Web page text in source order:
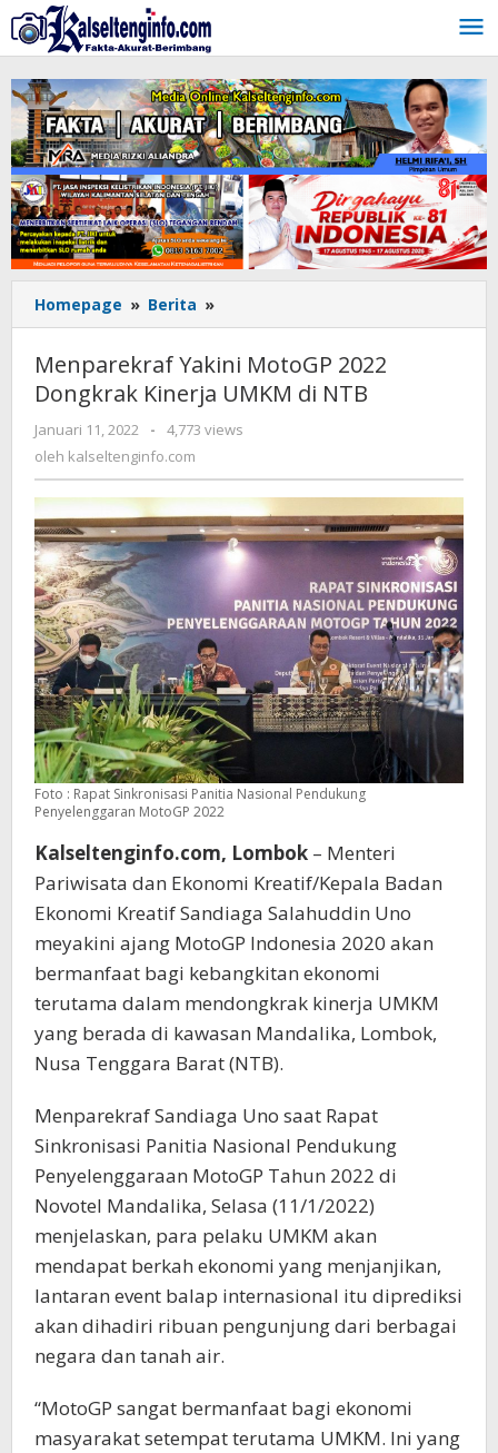
Lewati
ke
konten
Homepage » Berita »
Yakini
2022
Dongkrak
Menparekraf Yakini MotoGP 2022
Dongkrak Kinerja UMKM di NTB
Januari 11, 2022
oleh
kalseltenginfo.com
-
4,773 views
oleh kalseltenginfo.com
Foto : Rapat Sinkronisasi Panitia Nasional Pendukung
Penyelenggaran MotoGP 2022
Kalseltenginfo.com, Lombok – Menteri
Pariwisata dan Ekonomi Kreatif/Kepala Badan
Ekonomi Kreatif Sandiaga Salahuddin Uno
meyakini ajang MotoGP Indonesia 2020 akan
bermanfaat bagi kebangkitan ekonomi
terutama dalam mendongkrak kinerja UMKM
yang berada di kawasan Mandalika, Lombok,
Nusa Tenggara Barat (NTB).
Menparekraf Sandiaga Uno saat Rapat
Sinkronisasi Panitia Nasional Pendukung
Penyelenggaraan MotoGP Tahun 2022 di
Novotel Mandalika, Selasa (11/1/2022)
menjelaskan, para pelaku UMKM akan
mendapat berkah ekonomi yang menjanjikan,
lantaran event balap internasional itu diprediksi
akan dihadiri ribuan pengunjung dari berbagai
negara dan tanah air.
“MotoGP sangat bermanfaat bagi ekonomi
masyarakat setempat terutama UMKM. Ini yang